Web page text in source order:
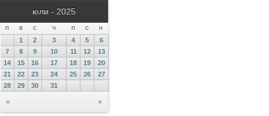
юли - 2025
П В С Ч П С Н
« »
1 2 3 4 5
6
7
8 9 10 11 12
13
14
15 16 17 18 19
20
21
22 23 24 25 26
27
28
29 30 31